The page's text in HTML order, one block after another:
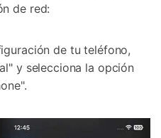
de red:
de tu teléfono,
y selecciona la opción